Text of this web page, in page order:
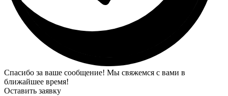
Спасибо за ваше сообщение! Мы свяжемся с вами в
ближайшее время!
Оставить заявку